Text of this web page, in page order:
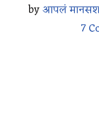
byआपलं
7